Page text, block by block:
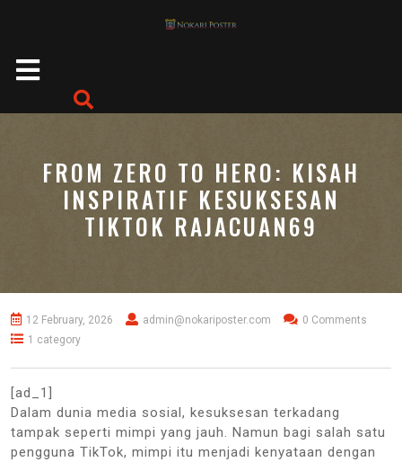
Open
Button
FROM ZERO TO HERO: KISAH
INSPIRATIF KESUKSESAN
TIKTOK RAJACUAN69
12 February, 2026 admin@nokariposter.com
0 Comments
1 category
[ad_1]
Dalam dunia media sosial, kesuksesan terkadang
tampak seperti mimpi yang jauh. Namun bagi salah satu
pengguna TikTok, mimpi itu menjadi kenyataan dengan